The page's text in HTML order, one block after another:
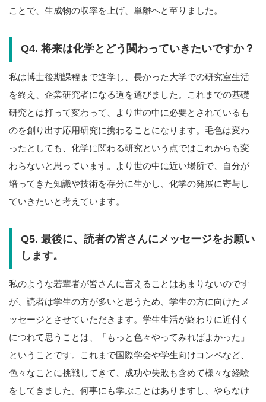
ことで、生成物の収率を上げ、単離へと至りました。
Q4. 将来は化学とどう関わっていきたいですか？
私は博士後期課程まで進学し、長かった大学での研究室生活
を終え、企業研究者になる道を選びました。これまでの基礎
研究とは打って変わって、より世の中に必要とされているも
のを創り出す応用研究に携わることになります。毛色は変わ
ったとしても、化学に関わる研究という点ではこれからも変
わらないと思っています。より世の中に近い場所で、自分が
培ってきた知識や技術を存分に生かし、化学の発展に寄与し
ていきたいと考えています。
Q5. 最後に、読者の皆さんにメッセージをお願い
します。
私のような若輩者が皆さんに言えることはあまりないのです
が、読者は学生の方が多いと思うため、学生の方に向けたメ
ッセージとさせていただきます。学生生活が終わりに近付く
につれて思うことは、「もっと色々やってみればよかった」
ということです。これまで国際学会や学生向けコンペなど、
色々なことに挑戦してきて、成功や失敗も含めて様々な経験
をしてきました。何事にも学ぶことはありますし、やらなけ